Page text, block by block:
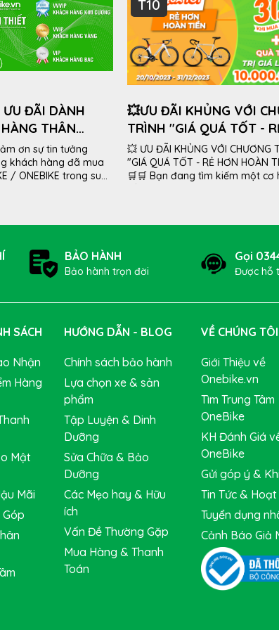
ƯU ĐÃI DÀNH
THÂN
&
ơn sự tin tưởng
khách hàng đã mua
/ ONEBIKE trong suốt
T10
💥ƯU ĐÃI KHỦNG VỚI
TRÌNH "GIÁ QUÁ TỐT -
HOÀN TIỀN"💥
💥 ƯU ĐÃI KHỦNG VỚI CHƯƠNG
"GIÁ QUÁ TỐT - RẺ HƠN HOÀN
🛒️🛒 Bạn đang tìm kiếm một cơ
BẢO HÀNH
Bảo hành trọn đời
Gọi
Được hỗ
SÁCH
Nhận
Hàng
Mật
Mãi
HƯỚNG DẪN - BLOG
Chính sách bảo hành
Lựa chọn xe & sản
phẩm
Tập Luyện & Dinh
Dưỡng
Sửa Chữa & Bảo
Dưỡng
Các Mẹo hay & Hữu
ích
Vấn Đề Thường Gặp
Mua Hàng & Thanh
Toán
VỀ CHÚNG TÔI
Giới Thiệu về
Onebike.vn
Tìm Trung Tâm
OneBike
KH Đánh Giá
OneBike
Gửi góp ý &
Tin Tức &
Tuyển dụng
Cảnh Báo Giả